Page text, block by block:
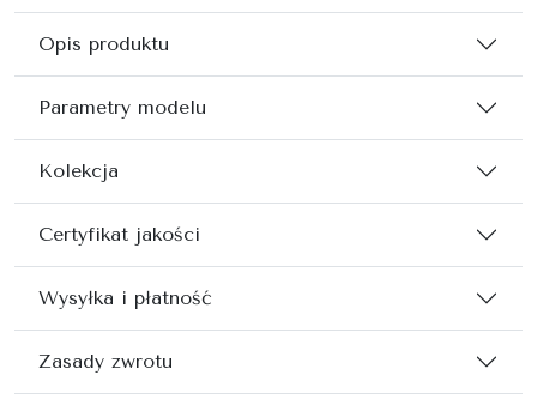
Opis produktu
Parametry modelu
Kolekcja
Certyfikat jakości
Wysyłka i płatność
Zasady zwrotu